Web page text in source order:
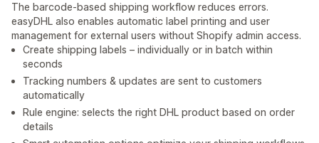
The barcode-based shipping workflow reduces errors.
easyDHL also enables automatic label printing and user
management for external users without Shopify admin access.
Create shipping labels – individually or in batch within
seconds
Tracking numbers & updates are sent to customers
automatically
Rule engine: selects the right DHL product based on order
details